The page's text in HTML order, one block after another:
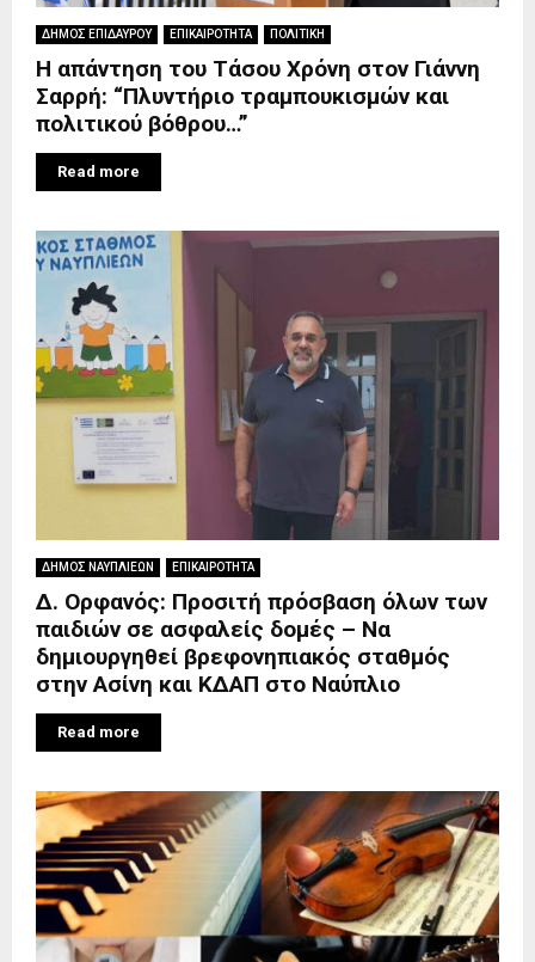
ΔΗΜΟΣ ΕΠΙΔΑΥΡΟΥ ΕΠΙΚΑΙΡΟΤΗΤΑ ΠΟΛΙΤΙΚΗ
Η απάντηση του Τάσου Χρόνη στον Γιάννη
Σαρρή: “Πλυντήριο τραμπουκισμών και
πολιτικού βόθρου…”
Read more
ΔΗΜΟΣ ΝΑΥΠΛΙΕΩΝ ΕΠΙΚΑΙΡΟΤΗΤΑ
Δ. Ορφανός: Προσιτή πρόσβαση όλων των
παιδιών σε ασφαλείς δομές – Να
δημιουργηθεί βρεφονηπιακός σταθμός
στην Ασίνη και ΚΔΑΠ στο Ναύπλιο
Read more